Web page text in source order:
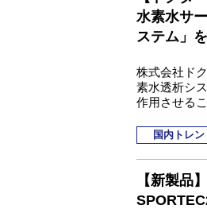
水素水サ
ステム」
株式会社ド
素水透析シ
作用させる
国内トレン
【新製品